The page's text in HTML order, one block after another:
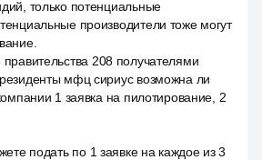
только потенциальные
производители тоже могут
208 получателями
мфц сириус возможна ли
1 заявка на пилотирование, 2
подать по 1 заявке на каждое из 3